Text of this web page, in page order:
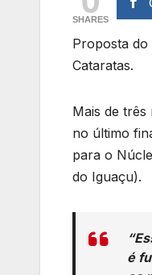
SHARES
Proposta do
Cataratas.
Mais de três
no último
para o
do Iguaçu).
é